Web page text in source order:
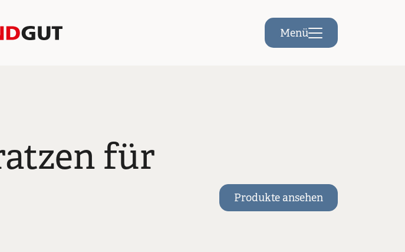
Menü
für
Produkte ansehen